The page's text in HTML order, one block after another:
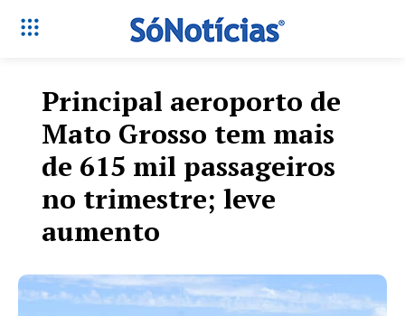
Principal aeroporto de
Mato Grosso tem mais
de 615 mil passageiros
no trimestre; leve
aumento